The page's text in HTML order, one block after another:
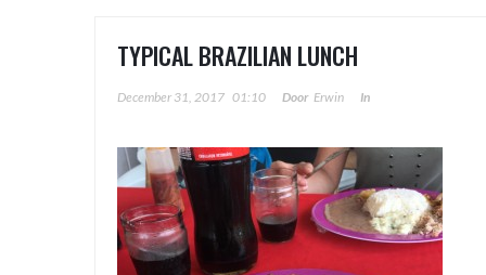
TYPICAL BRAZILIAN LUNCH
December 31, 2017 01:10 Door Erwin In